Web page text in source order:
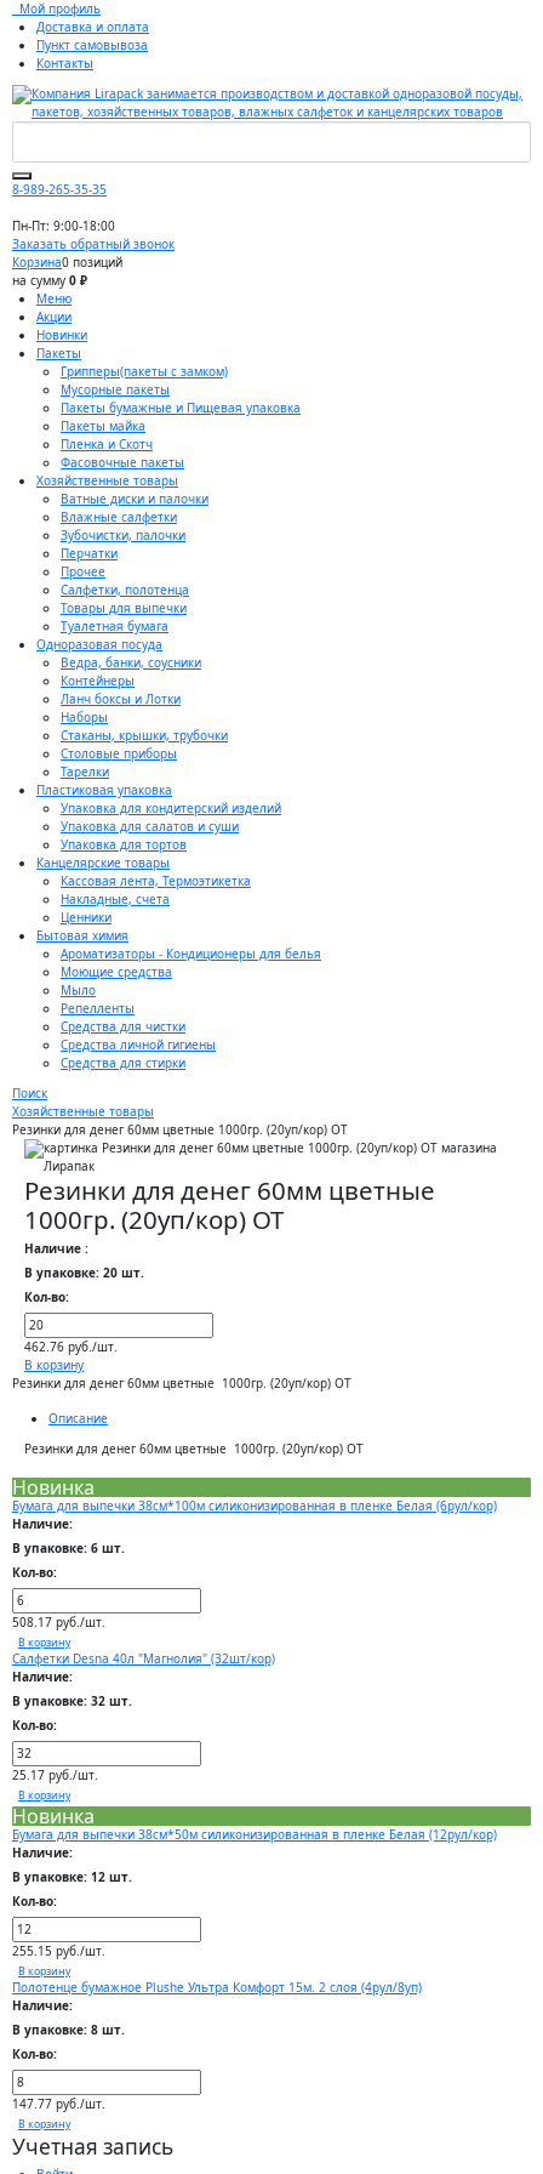
Мой профиль
Доставка и оплата
Пункт самовывоза
Контакты
8-989-265-35-35
Пн-Пт: 9:00-18:00
Заказать обратный звонок
Корзина0 позиций
на сумму 0 ₽
Меню
Акции
Новинки
Пакеты
Грипперы(пакеты с замком)
Мусорные пакеты
Пакеты бумажные и Пищевая упаковка
Пакеты майка
Пленка и Скотч
Фасовочные пакеты
Хозяйственные товары
Ватные диски и палочки
Влажные салфетки
Зубочистки, палочки
Перчатки
Прочее
Салфетки, полотенца
Товары для выпечки
Туалетная бумага
Одноразовая посуда
Ведра, банки, соусники
Контейнеры
Ланч боксы и Лотки
Наборы
Стаканы, крышки, трубочки
Столовые приборы
Тарелки
Пластиковая упаковка
Упаковка для кондитерский изделий
Упаковка для салатов и суши
Упаковка для тортов
Канцелярские товары
Кассовая лента, Термоэтикетка
Накладные, счета
Ценники
Бытовая химия
Ароматизаторы - Кондиционеры для белья
Моющие средства
Мыло
Репелленты
Средства для чистки
Средства личной гигиены
Средства для стирки
Поиск
Хозяйственные товары
Резинки для денег 60мм цветные 1000гр. (20уп/кор) ОТ
Резинки для денег 60мм цветные
1000гр. (20уп/кор) ОТ
Наличие :
В упаковке: 20 шт.
Кол-во:
462.76 руб./шт.
В корзину
Резинки для денег 60мм цветные 1000гр. (20уп/кор) ОТ
Описание
Резинки для денег 60мм цветные 1000гр. (20уп/кор) ОТ
Новинка
Бумага для выпечки 38см*100м силиконизированная в пленке Белая (6рул/кор)
Наличие:
В упаковке: 6 шт.
Кол-во:
508.17 руб./шт.
В корзину
Салфетки Desna 40л "Магнолия" (32шт/кор)
Наличие:
В упаковке: 32 шт.
Кол-во:
25.17 руб./шт.
В корзину
Новинка
Бумага для выпечки 38см*50м силиконизированная в пленке Белая (12рул/кор)
Наличие:
В упаковке: 12 шт.
Кол-во:
255.15 руб./шт.
В корзину
Полотенце бумажное Plushe Ультра Комфорт 15м. 2 слоя (4рул/8уп)
Наличие:
В упаковке: 8 шт.
Кол-во:
147.77 руб./шт.
В корзину
Учетная запись